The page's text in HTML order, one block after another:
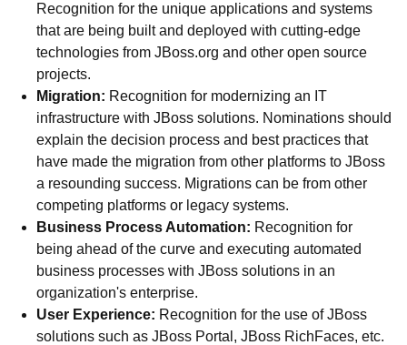
Recognition for the unique applications and systems
that are being built and deployed with cutting-edge
technologies from JBoss.org and other open source
projects.
Migration: Recognition for modernizing an IT
infrastructure with JBoss solutions. Nominations should
explain the decision process and best practices that
have made the migration from other platforms to JBoss
a resounding success. Migrations can be from other
competing platforms or legacy systems.
Business Process Automation: Recognition for
being ahead of the curve and executing automated
business processes with JBoss solutions in an
organization's enterprise.
User Experience: Recognition for the use of JBoss
solutions such as JBoss Portal, JBoss RichFaces, etc.